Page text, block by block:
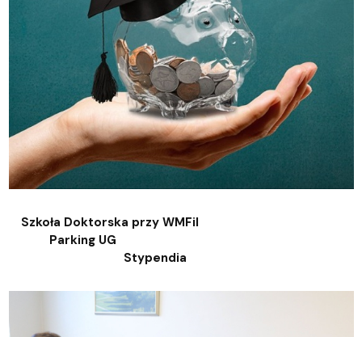
Szkoła Doktorska przy WMFiI
Parking UG
Stypendia